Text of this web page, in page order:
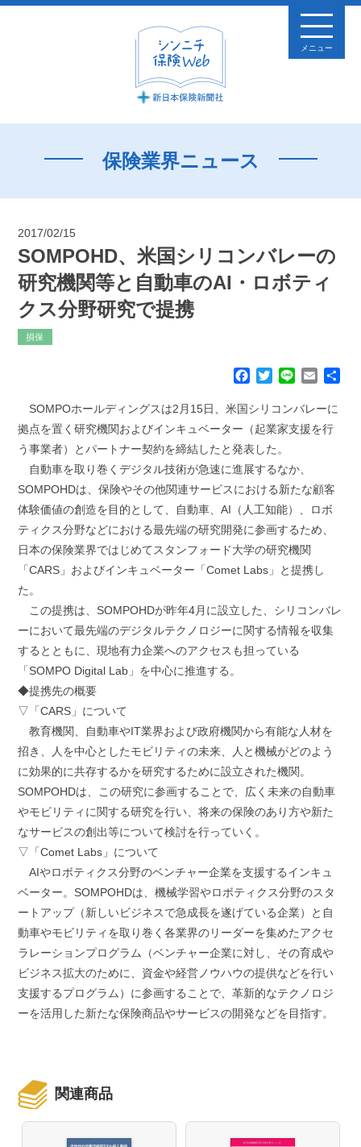
メニュー
保険業界ニュース
2017/02/15
SOMPOHD、米国シリコンバレーの
研究機関等と自動車のAI・ロボティ
クス分野研究で提携
損保
c
e
b
o
o
k
T
i
t
e
r
n
e
E
a
i
l
SOMPOホールディングスは2月15日、米国シリコンバレーに
拠点を置く研究機関およびインキュベーター（起業家支援を行
う事業者）とパートナー契約を締結したと発表した。
自動車を取り巻くデジタル技術が急速に進展するなか、
SOMPOHDは、保険やその他関連サービスにおける新たな顧客
体験価値の創造を目的として、自動車、AI（人工知能）、ロボ
ティクス分野などにおける最先端の研究開発に参画するため、
日本の保険業界ではじめてスタンフォード大学の研究機関
「CARS」およびインキュベーター「Comet Labs」と提携し
た。
この提携は、SOMPOHDが昨年4月に設立した、シリコンバレ
ーにおいて最先端のデジタルテクノロジーに関する情報を収集
するとともに、現地有力企業へのアクセスも担っている
「SOMPO Digital Lab」を中心に推進する。
◆提携先の概要
▽「CARS」について
教育機関、自動車やIT業界および政府機関から有能な人材を
招き、人を中心としたモビリティの未来、人と機械がどのよう
に効果的に共存するかを研究するために設立された機関。
SOMPOHDは、この研究に参画することで、広く未来の自動車
やモビリティに関する研究を行い、将来の保険のあり方や新た
なサービスの創出等について検討を行っていく。
▽「Comet Labs」について
AIやロボティクス分野のベンチャー企業を支援するインキュ
ベーター。SOMPOHDは、機械学習やロボティクス分野のスタ
ートアップ（新しいビジネスで急成長を遂げている企業）と自
動車やモビリティを取り巻く各業界のリーダーを集めたアクセ
ラレーションプログラム（ベンチャー企業に対し、その育成や
ビジネス拡大のために、資金や経営ノウハウの提供などを行い
支援するプログラム）に参画することで、革新的なテクノロジ
ーを活用した新たな保険商品やサービスの開発などを目指す。
関連商品